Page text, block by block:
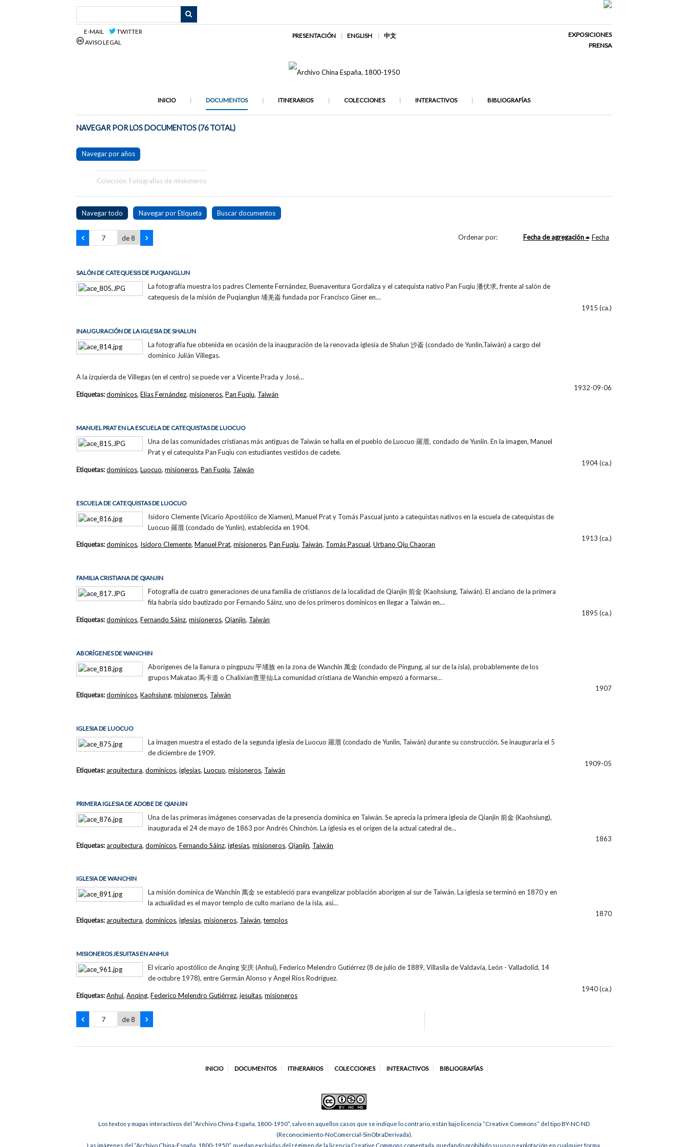
E-MAIL
TWITTER
AVISO LEGAL
PRESENTACIÓN ENGLISH 中文
EXPOSICIONES
PRENSA
INICIO DOCUMENTOS ITINERARIOS COLECCIONES INTERACTIVOS BIBLIOGRAFÍAS
NAVEGAR POR LOS DOCUMENTOS (76 TOTAL)
Navegar por años
Colección: Fotografías de misioneros
Navegar todo Navegar por Etiqueta Buscar documentos
de 8 Ordenar por: Fecha de agregación Fecha
SALÓN DE CATEQUESIS DE PUQIANGLUN
La fotografía muestra los padres Clemente Fernández, Buenaventura Gordaliza y el catequista nativo Pan Fuqiu 潘伏求, frente al salón de
catequesis de la misión de Puqianglun 埔羌崙 fundada por Francisco Giner en…
1915 (ca.)
INAUGURACIÓN DE LA IGLESIA DE SHALUN
La fotografía fue obtenida en ocasión de la inauguración de la renovada iglesia de Shalun 沙崙 (condado de Yunlin,Taiwán) a cargo del
dominico Julián Villegas.
A la izquierda de Villegas (en el centro) se puede ver a Vicente Prada y José…
1932-09-06
Etiquetas:dominicos,Elías Fernández,misioneros,Pan Fuqiu, Taiwán
MANUEL PRAT EN LA ESCUELA DE CATEQUISTAS DE LUOCUO
Una de las comunidades cristianas más antiguas de Taiwán se halla en el pueblo de Luocuo 羅厝, condado de Yunlin. En la imagen, Manuel
Prat y el catequista Pan Fuqiu con estudiantes vestidos de cadete.
1904 (ca.)
Etiquetas:dominicos,Luocuo,misioneros,Pan Fuqiu, Taiwán
ESCUELA DE CATEQUISTAS DE LUOCUO
Isidoro Clemente (Vicario Apostólico de Xiamen), Manuel Prat y Tomás Pascual junto a catequistas nativos en la escuela de catequistas de
Luocuo 羅厝 (condado de Yunlin), establecida en 1904.
1913 (ca.)
Etiquetas:dominicos, Isidoro Clemente,Manuel Prat,misioneros,Pan Fuqiu, Taiwán, Tomás Pascual,Urbano Qiu Chaoran
FAMILIA CRISTIANA DE QIANJIN
Fotografía de cuatro generaciones de una familia de cristianos de la localidad de Qianjin 前金 (Kaohsiung, Taiwán). El anciano de la primera
fila habría sido bautizado por Fernando Sáinz, uno de los primeros dominicos en llegar a Taiwán en…
1895 (ca.)
Etiquetas:dominicos,Fernando Sáinz,misioneros,Qianjin, Taiwán
ABORÍGENES DE WANCHIN
Aborígenes de la llanura o pingpuzu 平埔族 en la zona de Wanchin 萬金 (condado de Pingung, al sur de la isla), probablemente de los
grupos Makatao 馬卡道 o Chalixian查里仙.La comunidad cristiana de Wanchin empezó a formarse…
1907
Etiquetas:dominicos,Kaohsiung,misioneros, Taiwán
IGLESIA DE LUOCUO
La imagen muestra el estado de la segunda iglesia de Luocuo 羅厝 (condado de Yunlin, Taiwán) durante su construcción. Se inauguraría el 5
de diciembre de 1909.
1909-05
Etiquetas:arquitectura,dominicos,iglesias,Luocuo,misioneros, Taiwán
PRIMERA IGLESIA DE ADOBE DE QIANJIN
Una de las primeras imágenes conservadas de la presencia dominica en Taiwán. Se aprecia la primera iglesia de Qianjin 前金 (Kaohsiung),
inaugurada el 24 de mayo de 1863 por Andrés Chinchón. La iglesia es el origen de la actual catedral de…
1863
Etiquetas:arquitectura,dominicos,Fernando Sáinz,iglesias,misioneros,Qianjin, Taiwán
IGLESIA DE WANCHIN
La misión dominica de Wanchin 萬金 se estableció para evangelizar población aborigen al sur de Taiwán. La iglesia se terminó en 1870 y en
la actualidad es el mayor templo de culto mariano de la isla, así…
1870
Etiquetas:arquitectura,dominicos,iglesias,misioneros, Taiwán,templos
MISIONEROS JESUITAS EN ANHUI
El vicario apostólico de Anqing 安庆 (Anhui), Federico Melendro Gutiérrez (8 de julio de 1889, Villasila de Valdavia, León - Valladolid, 14
de octubre 1978), entre Germán Alonso y Angel Ríos Rodríguez.
1940 (ca.)
Etiquetas:Anhui,Anqing,Federico Melendro Gutiérrez,jesuitas,misioneros
de 8
INICIO DOCUMENTOS ITINERARIOS COLECCIONES INTERACTIVOS BIBLIOGRAFÍAS
Los textos y mapas interactivos del “Archivo China-España, 1800-1950”, salvo en aquellos casos que se indique lo contrario, están bajo licencia “Creative Commons” del tipo BY-NC-ND
(Reconocimiento-NoComercial-SinObraDerivada).
Las imágenes del “Archivo China-España, 1800-1950”, quedan excluidas del régimen de la licencia Creative Commons comentada, quedando prohibido su uso o explotación en cualquier forma.